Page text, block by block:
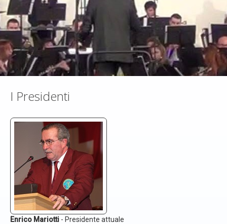
Area Riservata
I Presidenti
Enrico Mariotti - Presidente attuale